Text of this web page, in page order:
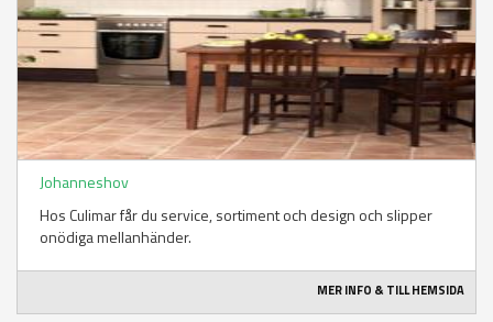
Johanneshov
Hos Culimar får du service, sortiment och design och slipper
onödiga mellanhänder.
MER INFO & TILL HEMSIDA